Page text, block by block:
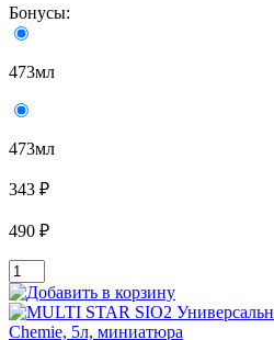
Бонусы:
473мл
473мл
343 ₽
490 ₽